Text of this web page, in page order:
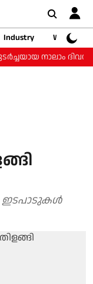
Industry
Web
നാലാം
ഇടപാടുകള്‍